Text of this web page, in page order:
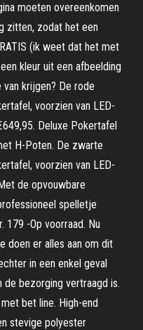
moeten overeenkomen
zitten, zodat het een
(ik weet dat het met
kleur uit een afbeelding
krijgen? De rode
voorzien van LED-
Deluxe Pokertafel
H-Poten. De zwarte
voorzien van LED-
de opvouwbare
spelletje
179 -Op voorraad. Nu
doen er alles aan om dit
in een enkel geval
bezorging vertraagd is.
bet line. High-end
stevige polyester